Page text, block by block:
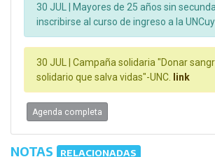
30 JUL | Mayores de 25 años sin
inscribirse al curso de ingreso a la
30 JUL | Campaña solidaria "Donar
solidario que salva vidas"-UNC. link
Agenda completa
NOTAS RELACIONADAS